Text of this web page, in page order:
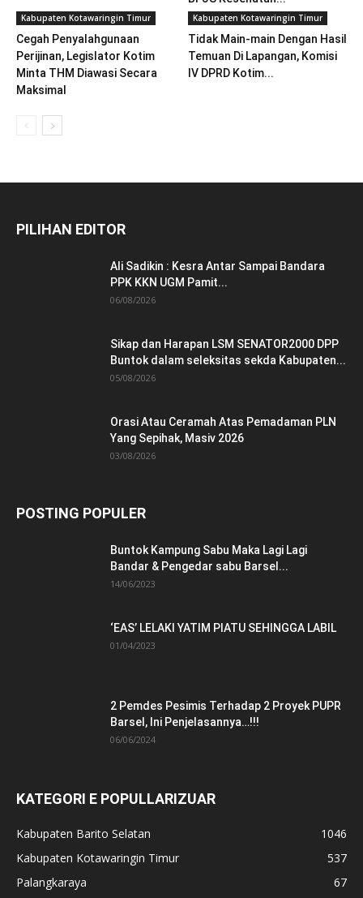
Kabupaten Kotawaringin Timur
Cegah Penyalahgunaan
Perijinan, Legislator Kotim
Minta THM Diawasi Secara
Maksimal
Kabupaten Kotawaringin Timur
Tidak Main-main Dengan Hasil
Temuan Di Lapangan, Komisi
IV DPRD Kotim...
PILIHAN EDITOR
Ali Sadikin : Kesra Antar Sampai Bandara
PPK KKN UGM Pamit...
06/08/2026
Sikap dan Harapan LSM SENATOR2000 DPP
Buntok dalam seleksitas sekda Kabupaten...
05/08/2026
Orasi Atau Ceramah Atas Pemadaman PLN
Yang Sepihak, Masiv 2026
03/08/2026
POSTING POPULER
Buntok Kampung Sabu Maka Lagi Lagi
Bandar & Pengedar sabu Barsel...
14/06/2023
‘EAS’ LELAKI YATIM PIATU SEHINGGA LABIL
01/04/2023
2 Pemdes Pesimis Terhadap 2 Proyek PUPR
Barsel, Ini Penjelasannya…!!!
06/06/2024
KATEGORI E POPULLARIZUAR
Kabupaten Barito Selatan
1046
Kabupaten Kotawaringin Timur
537
Palangkaraya
67